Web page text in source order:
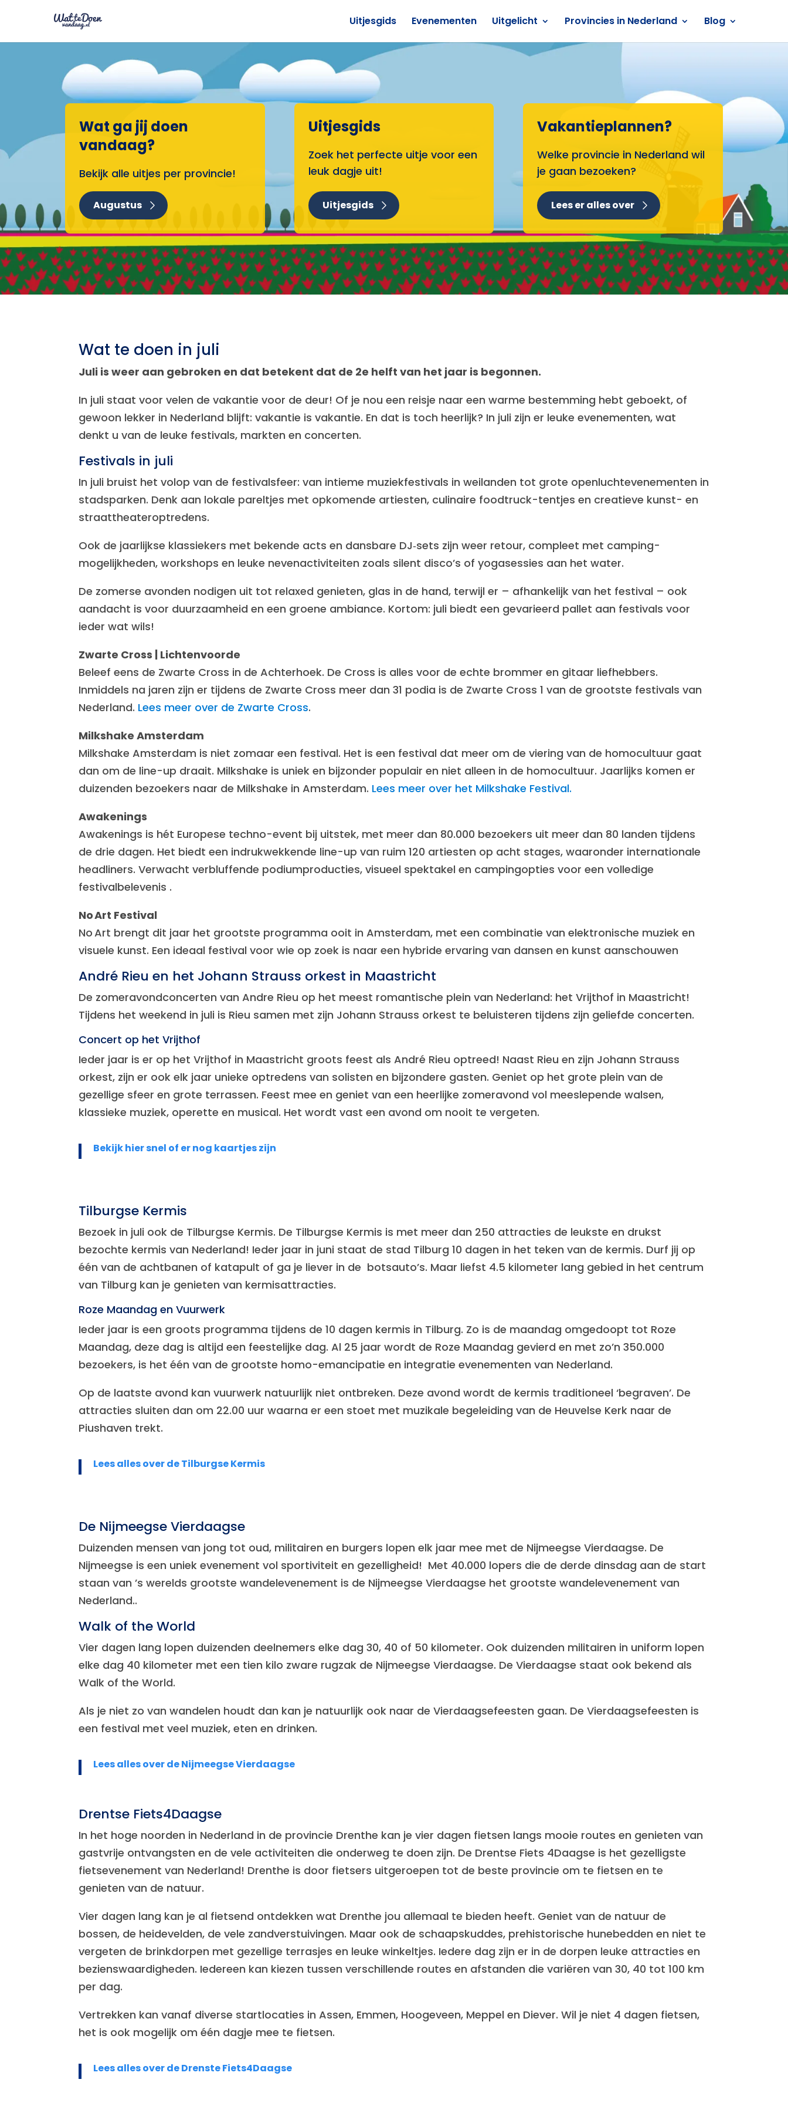
Uitjesgids Evenementen Uitgelicht Provincies in Nederland Blog
Wat ga jij doen
vandaag?
Bekijk alle uitjes per provincie!
Augustus
Uitjesgids
Zoek het perfecte uitje voor een
leuk dagje uit!
Uitjesgids
Vakantieplannen?
Welke provincie in Nederland wil
je gaan bezoeken?
Lees er alles over
Wat te doen in juli
Juli is weer aan gebroken en dat betekent dat de 2e helft van het jaar is begonnen.
In juli staat voor velen de vakantie voor de deur! Of je nou een reisje naar een warme bestemming hebt geboekt, of
gewoon lekker in Nederland blijft: vakantie is vakantie. En dat is toch heerlijk? In juli zijn er leuke evenementen, wat
denkt u van de leuke festivals, markten en concerten.
Festivals in juli
In juli bruist het volop van de festivalsfeer: van intieme muziekfestivals in weilanden tot grote openlucht­evenementen in
stadsparken. Denk aan lokale pareltjes met opkomende artiesten, culinaire foodtruck-tentjes en creatieve kunst- en
straattheateroptredens.
Ook de jaarlijkse klassiekers met bekende acts en dansbare DJ‑sets zijn weer retour, compleet met camping­
mogelijkheden, workshops en leuke nevenactiviteiten zoals silent disco’s of yogasessies aan het water.
De zomerse avonden nodigen uit tot relaxed genieten, glas in de hand, terwijl er – afhankelijk van het festival – ook
aandacht is voor duurzaamheid en een groene ambiance. Kortom: juli biedt een gevarieerd pallet aan festivals voor
ieder wat wils!
Zwarte Cross | Lichtenvoorde
Beleef eens de Zwarte Cross in de Achterhoek. De Cross is alles voor de echte brommer en gitaar liefhebbers.
Inmiddels na jaren zijn er tijdens de Zwarte Cross meer dan 31 podia is de Zwarte Cross 1 van de grootste festivals van
Nederland. Lees meer over de Zwarte Cross.
Milkshake Amsterdam
Milkshake Amsterdam is niet zomaar een festival. Het is een festival dat meer om de viering van de homocultuur gaat
dan om de line-up draait. Milkshake is uniek en bijzonder populair en niet alleen in de homocultuur. Jaarlijks komen er
duizenden bezoekers naar de Milkshake in Amsterdam. Lees meer over het Milkshake Festival.
Awakenings
Awakenings is hét Europese techno-event bij uitstek, met meer dan 80.000 bezoekers uit meer dan 80 landen tijdens
de drie dagen. Het biedt een indrukwekkende line-up van ruim 120 artiesten op acht stages, waaronder internationale
headliners. Verwacht verbluffende podiumproducties, visueel spektakel en campingopties voor een volledige
festivalbelevenis .
No Art Festival
No Art brengt dit jaar het grootste programma ooit in Amsterdam, met een combinatie van elektronische muziek en
visuele kunst. Een ideaal festival voor wie op zoek is naar een hybride ervaring van dansen en kunst aanschouwen
André Rieu en het Johann Strauss orkest in Maastricht
De zomeravondconcerten van Andre Rieu op het meest romantische plein van Nederland: het Vrijthof in Maastricht!
Tijdens het weekend in juli is Rieu samen met zijn Johann Strauss orkest te beluisteren tijdens zijn geliefde concerten.
Concert op het Vrijthof
Ieder jaar is er op het Vrijthof in Maastricht groots feest als André Rieu optreed! Naast Rieu en zijn Johann Strauss
orkest, zijn er ook elk jaar unieke optredens van solisten en bijzondere gasten. Geniet op het grote plein van de
gezellige sfeer en grote terrassen. Feest mee en geniet van een heerlijke zomeravond vol meeslepende walsen,
klassieke muziek, operette en musical. Het wordt vast een avond om nooit te vergeten.
Bekijk hier snel of er nog kaartjes zijn
Tilburgse Kermis
Bezoek in juli ook de Tilburgse Kermis. De Tilburgse Kermis is met meer dan 250 attracties de leukste en drukst
bezochte kermis van Nederland! Ieder jaar in juni staat de stad Tilburg 10 dagen in het teken van de kermis. Durf jij op
één van de achtbanen of katapult of ga je liever in de botsauto’s. Maar liefst 4.5 kilometer lang gebied in het centrum
van Tilburg kan je genieten van kermisattracties.
Roze Maandag en Vuurwerk
Ieder jaar is een groots programma tijdens de 10 dagen kermis in Tilburg. Zo is de maandag omgedoopt tot Roze
Maandag, deze dag is altijd een feestelijke dag. Al 25 jaar wordt de Roze Maandag gevierd en met zo’n 350.000
bezoekers, is het één van de grootste homo-emancipatie en integratie evenementen van Nederland.
Op de laatste avond kan vuurwerk natuurlijk niet ontbreken. Deze avond wordt de kermis traditioneel ‘begraven’. De
attracties sluiten dan om 22.00 uur waarna er een stoet met muzikale begeleiding van de Heuvelse Kerk naar de
Piushaven trekt.
Lees alles over de Tilburgse Kermis
De Nijmeegse Vierdaagse
Duizenden mensen van jong tot oud, militairen en burgers lopen elk jaar mee met de Nijmeegse Vierdaagse. De
Nijmeegse is een uniek evenement vol sportiviteit en gezelligheid! Met 40.000 lopers die de derde dinsdag aan de start
staan van ’s werelds grootste wandelevenement is de Nijmeegse Vierdaagse het grootste wandelevenement van
Nederland..
Walk of the World
Vier dagen lang lopen duizenden deelnemers elke dag 30, 40 of 50 kilometer. Ook duizenden militairen in uniform lopen
elke dag 40 kilometer met een tien kilo zware rugzak de Nijmeegse Vierdaagse. De Vierdaagse staat ook bekend als
Walk of the World.
Als je niet zo van wandelen houdt dan kan je natuurlijk ook naar de Vierdaagsefeesten gaan. De Vierdaagsefeesten is
een festival met veel muziek, eten en drinken.
Lees alles over de Nijmeegse Vierdaagse
Drentse Fiets4Daagse
In het hoge noorden in Nederland in de provincie Drenthe kan je vier dagen fietsen langs mooie routes en genieten van
gastvrije ontvangsten en de vele activiteiten die onderweg te doen zijn. De Drentse Fiets 4Daagse is het gezelligste
fietsevenement van Nederland! Drenthe is door fietsers uitgeroepen tot de beste provincie om te fietsen en te
genieten van de natuur.
Vier dagen lang kan je al fietsend ontdekken wat Drenthe jou allemaal te bieden heeft. Geniet van de natuur de
bossen, de heidevelden, de vele zandverstuivingen. Maar ook de schaapskuddes, prehistorische hunebedden en niet te
vergeten de brinkdorpen met gezellige terrasjes en leuke winkeltjes. Iedere dag zijn er in de dorpen leuke attracties en
bezienswaardigheden. Iedereen kan kiezen tussen verschillende routes en afstanden die variëren van 30, 40 tot 100 km
per dag.
Vertrekken kan vanaf diverse startlocaties in Assen, Emmen, Hoogeveen, Meppel en Diever. Wil je niet 4 dagen fietsen,
het is ook mogelijk om één dagje mee te fietsen.
Lees alles over de Drenste Fiets4Daagse